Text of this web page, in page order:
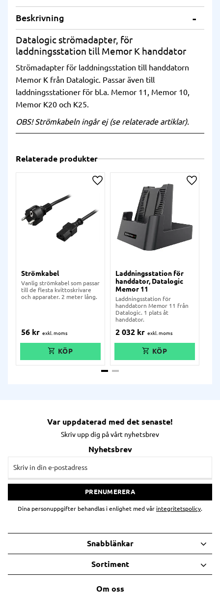
Beskrivning
Datalogic strömadapter, för
laddningsstation till Memor K handdator
Strömadapter för laddningsstation till handdatorn
Memor K från Datalogic. Passar även till
laddningsstationer för bl.a. Memor 11, Memor 10,
Memor K20 och K25.
OBS! Strömkabeln ingår ej (se relaterade artiklar).
Relaterade produkter
Strömkabel
Vanlig strömkabel som passar
till de flesta kvittoskrivare
och apparater. 2 meter lång.
56 kr
Lägg till i önskelista
Laddningsstation för
handdator, Datalogic
Memor 11
Laddningsstation för
handdatorn Memor 11 från
Datalogic. 1 plats åt
handdator.
2 032 kr
Lägg till
Var uppdaterad med det senaste!
Skriv upp dig på vårt nyhetsbrev
Nyhetsbrev
PRENUMERERA
Dina personuppgifter behandlas i enlighet med vår integritetspolicy.
Om oss
Snabblänkar
Sortiment